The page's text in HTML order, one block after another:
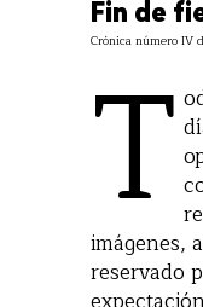
Fin de
Crónica número IV
T
imágenes,
reservado